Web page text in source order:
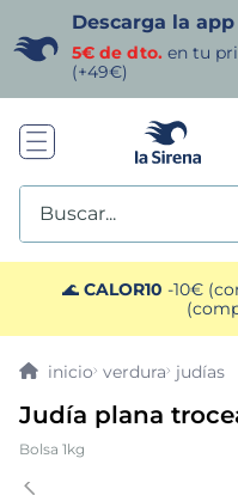
Descarga la app
5€ de dto. en tu
(+49€)
Buscar...
🌊 CALOR10 -10€
verdura judías
Judía plana
Bolsa 1kg
TÉRMINOS MÁS
1. helados sirena
3. patatas